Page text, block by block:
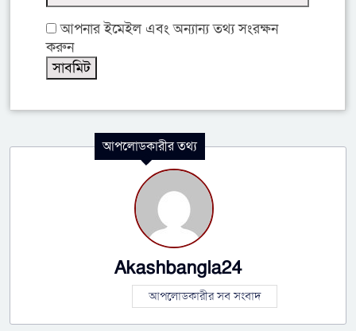
আপনার ইমেইল এবং অন্যান্য তথ্য সংরক্ষন
করুন
আপলোডকারীর তথ্য
Akashbangla24
আপলোডকারীর সব সংবাদ